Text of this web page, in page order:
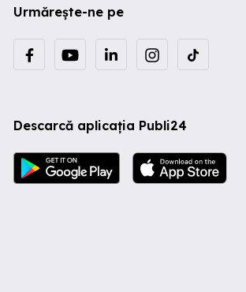
Urmărește-ne pe
Descarcă aplicația Publi24